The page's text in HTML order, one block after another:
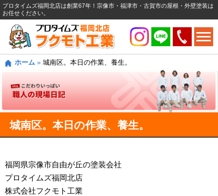
プロタイムズ福岡北店は創業67年！宗像市・福津市・古賀市の屋根・外壁塗装は
お任せください。
ホーム » 城南区。本日の作業、養生。
城南区。本日の作業、養生。
福岡県宗像市自由が丘の塗装会社
プロタイムズ福岡北店
株式会社フクモト工業